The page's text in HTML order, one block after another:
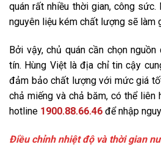
quán rất nhiều thời gian, công sức.
nguyên liệu kém chất lượng sẽ làm
Bởi vậy, chủ quán cần chọn
tín. Hùng Việt là địa chỉ tin cậy
đảm bảo chất lượng với mức giá
chả miếng và chả băm, có thể liên
hotline 1900.88.66.46 để nhập
Điều chỉnh nhiệt độ và thời gian